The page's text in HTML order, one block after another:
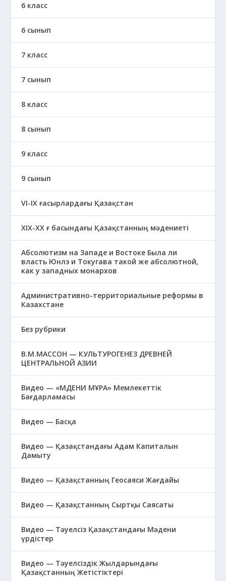
6 класс
6 сынып
7 класс
7 сынып
8 класс
8 сынып
9 класс
9 сынып
VI-IX ғасырлардағы Қазақстан
XIХ-XX ғ басындағы Қазақстанның мәдениеті
Абсолютизм на Западе и Востоке Была ли
власть Юнлэ и Токугава такой же абсолютной,
как у западных монархов
Административно-территориальные реформы в
Казахстане
Без рубрики
В.М.МАССОН — КУЛЬТУРОГЕНЕЗ ДРЕВНЕЙ
ЦЕНТРАЛЬНОЙ АЗИИ
Видео — «МӘДЕНИ МҰРА» Мемлекеттік
Бағдарламасы
Видео — Басқа
Видео — Қазақстандағы Адам Капиталын
Дамыту
Видео — Қазақстанның Геосаяси Жағдайы
Видео — Қазақстанның Сыртқы Саясаты
Видео — Тәуелсіз Қазақстандағы Мәдени
үрдістер
Видео — Тәуелсіздік Жылдарындағы
Қазақстанның Жетістіктері